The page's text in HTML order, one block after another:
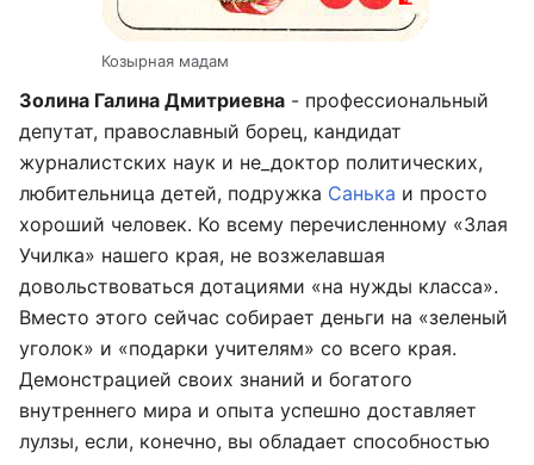
Козырная мадам
Золина Галина Дмитриевна - профессиональный
депутат, православный борец, кандидат
журналистских наук и не_доктор политических,
любительница детей, подружка Санька и просто
хороший человек. Ко всему перечисленному «Злая
Училка» нашего края, не возжелавшая
довольствоваться дотациями «на нужды класса».
Вместо этого сейчас собирает деньги на «зеленый
уголок» и «подарки учителям» со всего края.
Демонстрацией своих знаний и богатого
внутреннего мира и опыта успешно доставляет
лулзы, если, конечно, вы обладает способностью